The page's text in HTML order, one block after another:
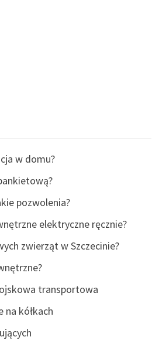
w domu?
pozwolenia?
elektryczne ręcznie?
zwierząt w Szczecinie?
transportowa
kółkach